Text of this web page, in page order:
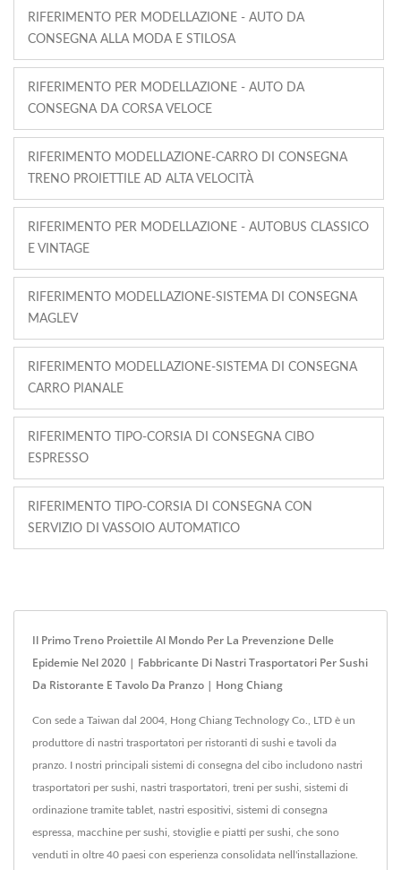
RIFERIMENTO PER MODELLAZIONE - AUTO DA
CONSEGNA ALLA MODA E STILOSA
RIFERIMENTO PER MODELLAZIONE - AUTO DA
CONSEGNA DA CORSA VELOCE
RIFERIMENTO MODELLAZIONE-CARRO DI CONSEGNA
TRENO PROIETTILE AD ALTA VELOCITÀ
RIFERIMENTO PER MODELLAZIONE - AUTOBUS CLASSICO
E VINTAGE
RIFERIMENTO MODELLAZIONE-SISTEMA DI CONSEGNA
MAGLEV
RIFERIMENTO MODELLAZIONE-SISTEMA DI CONSEGNA
CARRO PIANALE
RIFERIMENTO TIPO-CORSIA DI CONSEGNA CIBO
ESPRESSO
RIFERIMENTO TIPO-CORSIA DI CONSEGNA CON
SERVIZIO DI VASSOIO AUTOMATICO
Il Primo Treno Proiettile Al Mondo Per La Prevenzione Delle
Epidemie Nel 2020 | Fabbricante Di Nastri Trasportatori Per Sushi
Da Ristorante E Tavolo Da Pranzo | Hong Chiang
Con sede a Taiwan dal 2004, Hong Chiang Technology Co., LTD è un
produttore di nastri trasportatori per ristoranti di sushi e tavoli da
pranzo. I nostri principali sistemi di consegna del cibo includono nastri
trasportatori per sushi, nastri trasportatori, treni per sushi, sistemi di
ordinazione tramite tablet, nastri espositivi, sistemi di consegna
espressa, macchine per sushi, stoviglie e piatti per sushi, che sono
venduti in oltre 40 paesi con esperienza consolidata nell'installazione.